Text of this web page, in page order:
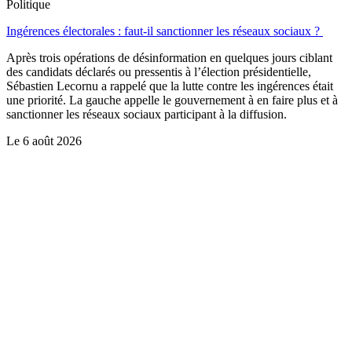
Politique
Ingérences électorales : faut-il sanctionner les réseaux sociaux ?
Après trois opérations de désinformation en quelques jours ciblant
des candidats déclarés ou pressentis à l’élection présidentielle,
Sébastien Lecornu a rappelé que la lutte contre les ingérences était
une priorité. La gauche appelle le gouvernement à en faire plus et à
sanctionner les réseaux sociaux participant à la diffusion.
Le 6 août 2026